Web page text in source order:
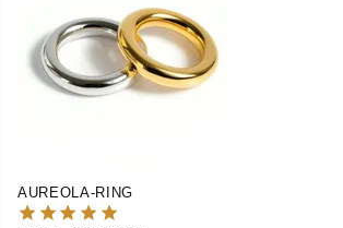
AUREOLA-RING